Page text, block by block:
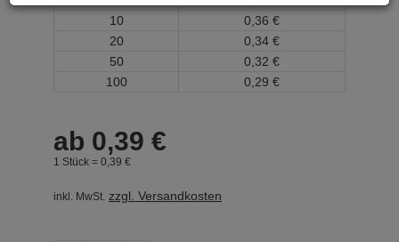
10
0, 36 €
20
0, 34 €
50
0, 32 €
100
0, 29 €
ab 0,39 €
1 Stück = 0, 39 €
inkl. MwSt. zzgl. Versandkosten